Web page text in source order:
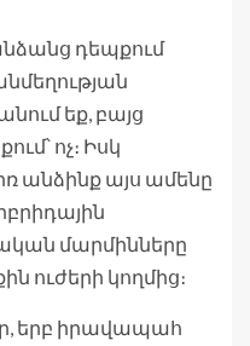
դեպքում
եք, բայց
ոչ։ Իսկ
անձինք այս ամենը
մարմինները
ուժերի կողմից։
երբ իրավապահ